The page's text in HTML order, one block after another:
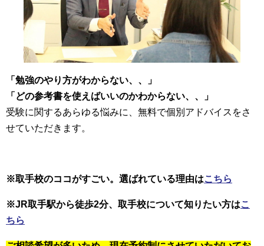
「勉強のやり方がわからない、、」
「どの参考書を使えばいいのかわからない、、」
受験に関するあらゆる悩みに、無料で個別アドバイスをさ
せていただきます。
※取手校のココがすごい。選ばれている理由はこちら
※JR取手駅から徒歩2分、取手校について知りたい方はこ
ちら